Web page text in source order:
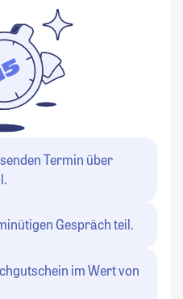
Termin über
Gespräch teil.
im Wert von